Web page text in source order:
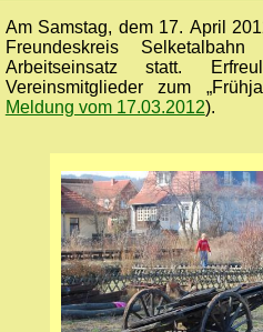
Am Samstag, dem 17. April
Freundeskreis
Arbeitseinsatz statt.
Vereinsmitglieder zum
Meldung vom 17.03.2012).